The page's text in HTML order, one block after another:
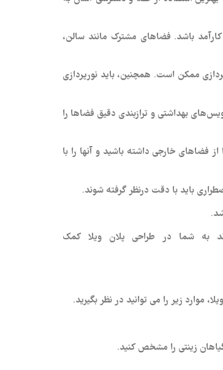
باشد. فضاهای مشترک مانند سالن،
ممکن است. همچنین، باید نورپردازی
بهداشتی و ترازبندی دقیق فضاها را
فضاهای خارجی داشته باشید و آنها را با
باید با دقت درنظر گرفته شوند.
به شما در طراحی پلان ویلا کمک
زیر را می‌ توانید در نظر بگیرید.
زینتی را مشخص کنید.